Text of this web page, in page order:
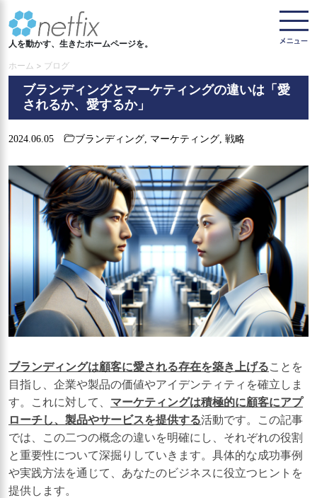
人を動かす、生きたホームページを。
ホーム > ブログ
ブランディングとマーケティングの違いは「愛
されるか、愛するか」
2024.06.05 ブランディング マーケティング 戦略
ブランディングは顧客に愛される存在を築き上げることを
目指し、企業や製品の価値やアイデンティティを確立しま
す。これに対して、 マーケティングは積極的に顧客にアプ
ローチし、製品やサービスを提供する活動です。この記事
では、この二つの概念の違いを明確にし、それぞれの役割
と重要性について深掘りしていきます。具体的な成功事例
や実践方法を通じて、あなたのビジネスに役立つヒントを
提供します。